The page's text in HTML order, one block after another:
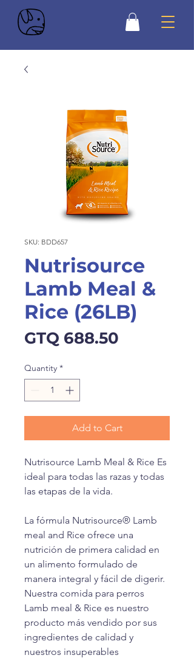
SKU: BDD657
Nutrisource
Lamb Meal &
Rice (26LB)
GTQ 688.50
Quantity *
Add to Cart
Nutrisource Lamb Meal & Rice Es
ideal para todas las razas y todas
las etapas de la vida.
La fórmula Nutrisource® Lamb
meal and Rice ofrece una
nutrición de primera calidad en
un alimento formulado de
manera integral y fácil de digerir.
Nuestra comida para perros
Lamb meal & Rice es nuestro
producto más vendido por sus
ingredientes de calidad y
nuestros insuperables